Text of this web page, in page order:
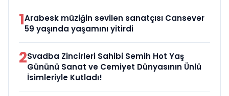
1Arabesk müziğin sevilen sanatçısı Cansever
59 yaşında yaşamını yitirdi
2Svadba Zincirleri Sahibi Semih Hot Yaş
Gününü Sanat ve Cemiyet Dünyasının Ünlü
İsimleriyle Kutladı!